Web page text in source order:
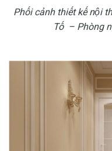
Phối cảnh thiết kế nội
Tố – Phòng